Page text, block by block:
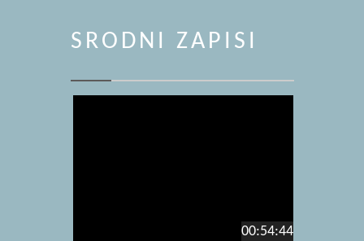
SRODNI ZAPISI
00:54:44